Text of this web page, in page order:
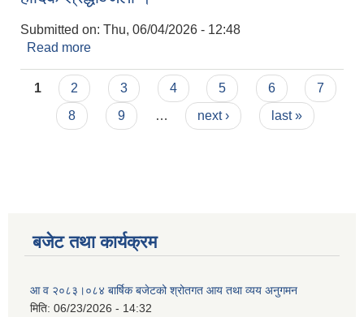
Submitted on: Thu, 06/04/2026 - 12:48
Read more
Pages
1 2 3 4 5 6
7
8
9 … next › last »
बजेट तथा कार्यक्रम
आ व २०८३।०८४ बार्षिक बजेटको श्रोतगत आय तथा व्यय अनुगमन
मिति: 06/23/2026 - 14:32